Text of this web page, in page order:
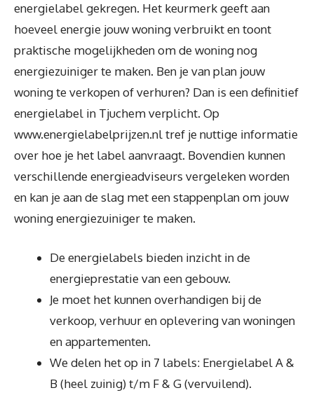
energielabel gekregen. Het keurmerk geeft aan
hoeveel energie jouw woning verbruikt en toont
praktische mogelijkheden om de woning nog
energiezuiniger te maken. Ben je van plan jouw
woning te verkopen of verhuren? Dan is een definitief
energielabel in Tjuchem verplicht. Op
www.energielabelprijzen.nl tref je nuttige informatie
over hoe je het label aanvraagt. Bovendien kunnen
verschillende energieadviseurs vergeleken worden
en kan je aan de slag met een stappenplan om jouw
woning energiezuiniger te maken.
De energielabels bieden inzicht in de
energieprestatie van een gebouw.
Je moet het kunnen overhandigen bij de
verkoop, verhuur en oplevering van woningen
en appartementen.
We delen het op in 7 labels: Energielabel A &
B (heel zuinig) t/m F & G (vervuilend).